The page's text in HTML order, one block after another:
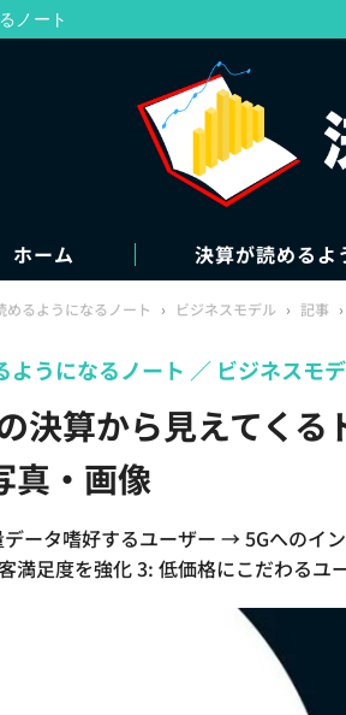
ホーム 決算が読めるよ
めるようになるノート › ビジネスモデル › 記事 ›
決算から見えてく
真・画像
データ嗜好するユーザー → 5Gへのイ
満足度を強化 3: 低価格にこだわる
ようになるノート ビジネスモ
ノート